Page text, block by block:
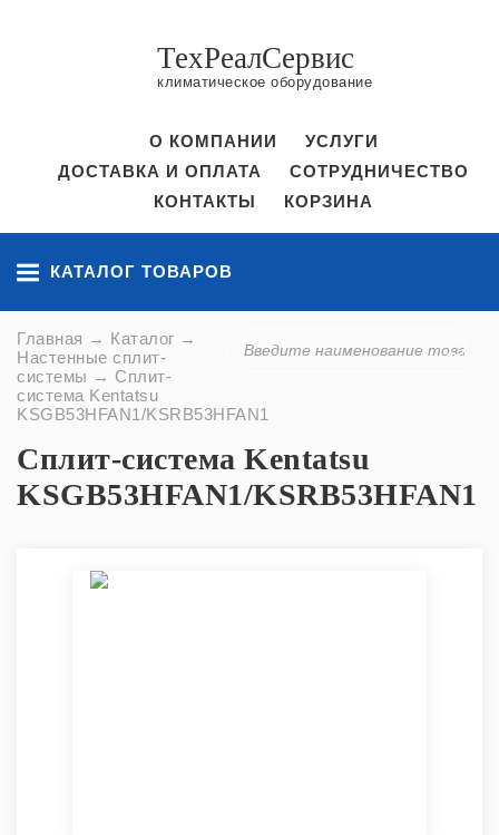
ТехРеалСервис
климатическое оборудование
О КОМПАНИИ
УСЛУГИ
ДОСТАВКА И ОПЛАТА
СОТРУДНИЧЕСТВО
КОНТАКТЫ
КОРЗИНА
КАТАЛОГ ТОВАРОВ
Главная → Каталог →
Настенные сплит-
системы → Сплит-
система Kentatsu
KSGB53HFAN1/KSRB53HFAN1
Сплит-система Kentatsu
KSGB53HFAN1/KSRB53HFAN1